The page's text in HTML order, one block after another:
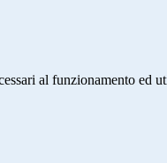
al funzionamento ed